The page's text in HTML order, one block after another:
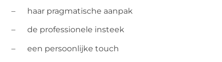
– haar pragmatische aanpak
– de professionele insteek
– een persoonlijke touch